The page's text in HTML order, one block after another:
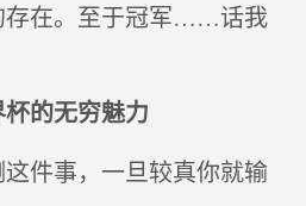
存在。至于冠军……话我
的无穷魅力
件事，一旦较真你就输